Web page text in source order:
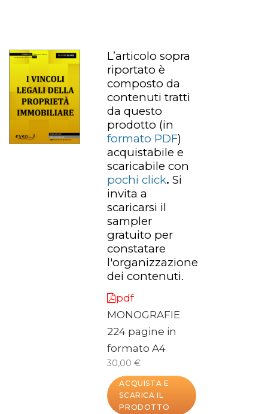
L’articolo sopra
riportato è
composto da
contenuti tratti
da questo
prodotto (in
formato PDF)
acquistabile e
scaricabile con
pochi click. Si
invita a
scaricarsi il
sampler
gratuito per
constatare
l'organizzazione
dei contenuti.
pdf
MONOGRAFIE
224 pagine in
formato A4
30,00 €
ACQUISTA E
SCARICA IL
PRODOTTO